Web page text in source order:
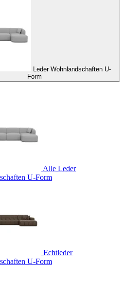
Leder Wohnlandschaften U-
Form
Alle Leder
U-Form
Echtleder
U-Form